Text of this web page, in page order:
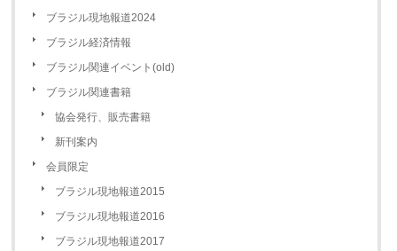
ブラジル現地報道2024
ブラジル経済情報
ブラジル関連イベント(old)
ブラジル関連書籍
協会発行、販売書籍
新刊案内
会員限定
ブラジル現地報道2015
ブラジル現地報道2016
ブラジル現地報道2017